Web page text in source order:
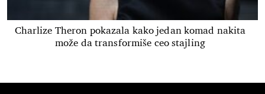
Charlize Theron pokazala kako jedan komad nakita
može da transformiše ceo stajling